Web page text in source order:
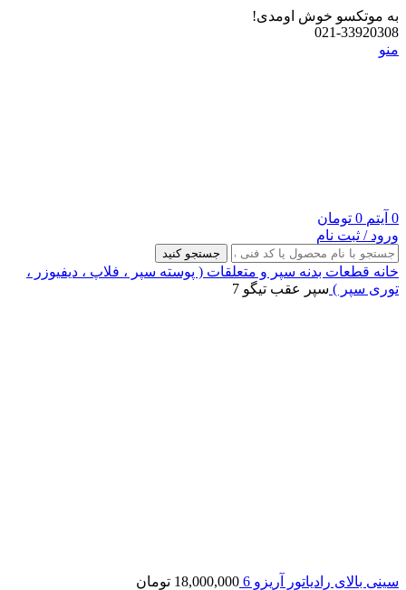
به موتکسو خوش اومدی!
021-33920308
منو
0 آیتم 0 تومان
ورود / ثبت نام
جستجو کنید
خانه قطعات بدنه سپر و متعلقات ( پوسته سپر ، فلاپ ، دیفیوزر ،
توری سپر ) سپر عقب تیگو 7
سینی بالای رادیاتور آریزو 6 18,000,000 تومان